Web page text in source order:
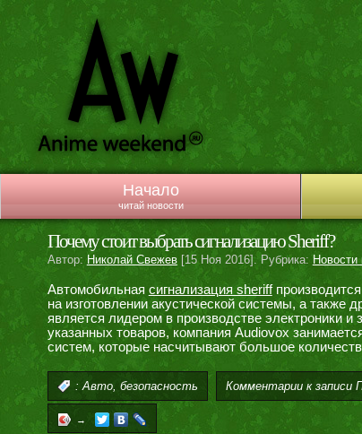
Начало
читай новости
Почему стоит выбрать сигнализацию Sheriff?
Автор: Николай Свежев[15 Ноя 2016]. Рубрика: Новости
Автомобильная сигнализация sheriff
на изготовлении акустической системы, а также
является лидером в производстве электроники
указанных товаров, компания Audiovox
систем, которые насчитывают большое
: Авто, безопасность Комментариик записи
→